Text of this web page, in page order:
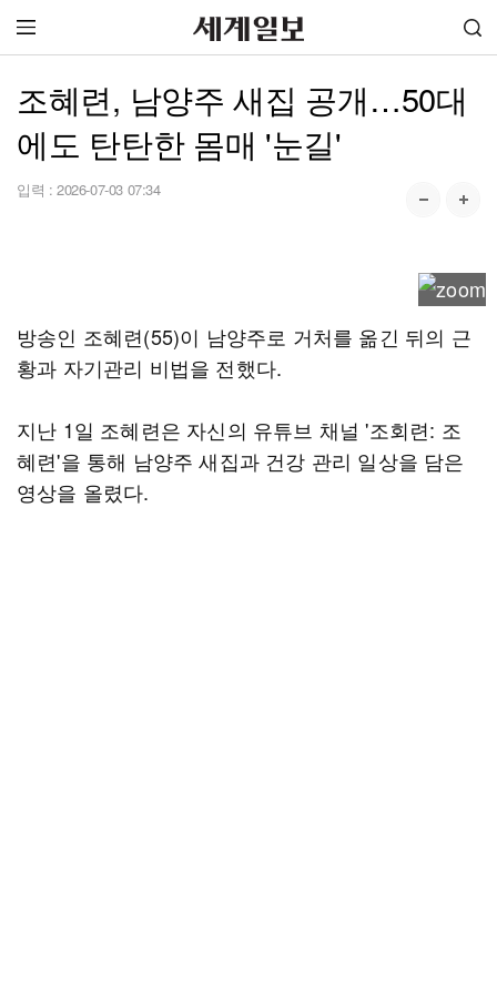
조혜련, 남양주 새집 공개…50대
에도 탄탄한 몸매 '눈길'
입력 : 2026-07-03 07:34
방송인 조혜련(55)이 남양주로 거처를 옮긴 뒤의 근
황과 자기관리 비법을 전했다.
지난 1일 조혜련은 자신의 유튜브 채널 '조회련: 조
혜련'을 통해 남양주 새집과 건강 관리 일상을 담은
영상을 올렸다.